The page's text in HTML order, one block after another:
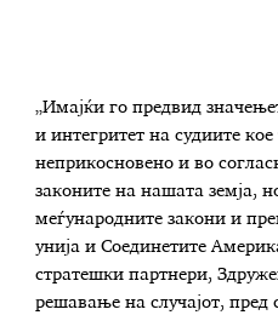
„Имајќи го предвид
и интегритет на судиите
неприкосновено и во
законите на нашата земја,
меѓународните закони и
унија и Соединетите
стратешки партнери,
решавање на случајот, пред